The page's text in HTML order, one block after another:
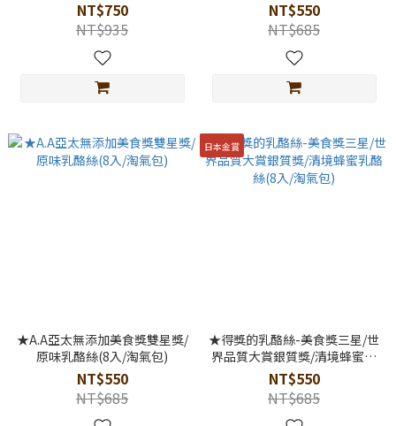
素)
NT$750
NT$935
NT$550
NT$685
★A.A亞太無添加美食獎雙星獎/
原味乳酪絲(8入/淘氣包)
NT$550
NT$685
日本金賞
★得獎的乳酪絲-美食獎三星/世
界品質大賞銀質獎/清境蜂蜜乳
酪絲(8入/淘氣包)
NT$550
NT$685